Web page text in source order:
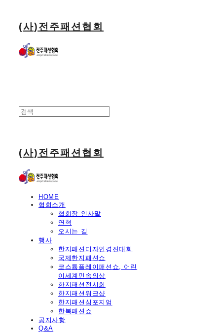
(사)전주패션협회
(사)전주패션협회
HOME
협회소개
협회장 인사말
연혁
오시는 길
행사
한지패션디자인경진대회
국제한지패션쇼
코스튬플레이패션쇼, 어린
이세계민속의상
한지패션전시회
한지패션워크샵
한지패션심포지엄
한복패션쇼
공지사항
Q&A